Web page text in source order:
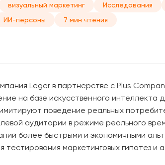
визуальный маркетинг Исследования
ИИ-персоны
7 мин чтения
Leger в партнерстве с Plus
на базе искусственного интеллекта
поведение реальных
аудитории в режиме реального
более быстрыми и экономичными
тестирования маркетинговых гипотез и